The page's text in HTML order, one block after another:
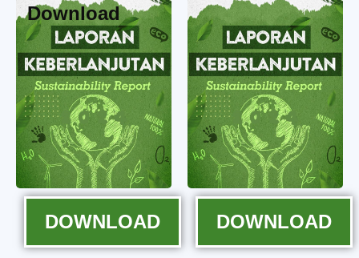
Download
DOWNLOAD DOWNLOAD